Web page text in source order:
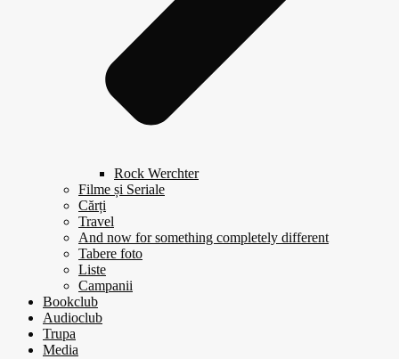
Rock Werchter
Filme și Seriale
Cărți
Travel
And now for something completely different
Tabere foto
Liste
Campanii
Bookclub
Audioclub
Trupa
Media